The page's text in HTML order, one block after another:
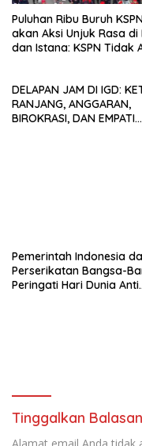
Puluhan Ribu Buruh
akan Aksi Unjuk Rasa di
dan Istana: KSPN Tidak
Siapapun
DELAPAN JAM DI IGD:
RANJANG, ANGGARAN,
BIROKRASI, DAN EMPATI
Pemerintah Indonesia
Perserikatan Bangsa-
Peringati Hari Dunia Anti
Tinggalkan Balasan